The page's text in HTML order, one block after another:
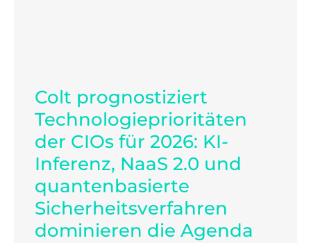
Colt prognostiziert
Technologieprioritäten
der CIOs für 2026: KI-
Inferenz, NaaS 2.0 und
quantenbasierte
Sicherheitsverfahren
dominieren die Agenda